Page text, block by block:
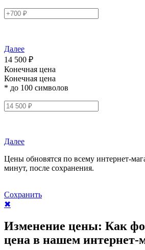
Далее
14 500 ₽
Конечная цена
Конечная цена
* до 100 символов
Далее
Цены обновятся по всему интернет-
минут, после сохранения.
Сохранить
✖
Изменение цены: Как
цена в нашем интернет-